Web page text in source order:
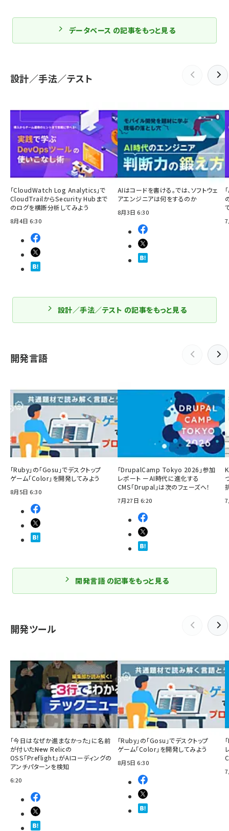
データベース の記事をもっと見る
設計／手法／テスト
「CloudWatch Log Analytics」で
CloudTrailからSecurity Hubまで
のログを横断分析してみよう
8月4日 6:30
AIはコードを書ける。では、ソフトウェ
アエンジニアは何をするのか
8月3日 6:30
設計／手法／テスト の記事をもっと見る
開発言語
「Ruby」の「Gosu」でデスクトップ
ゲーム「Color」を開発してみよう
8月5日 6:30
「DrupalCamp Tokyo 2026」参加
レポート ーAI時代に進化する
CMS「Drupal」は次のフェーズへ！
7月27日 6:20
開発言語 の記事をもっと見る
開発ツール
「今日はなぜか進まなかった」に名前
が付いた――New Relicの
OSS「Preflight」がAIコーディングの
アンチパターンを検知
6:20
「Ruby」の「Gosu」でデスクトップ
ゲーム「Color」を開発してみよう
8月5日 6:30